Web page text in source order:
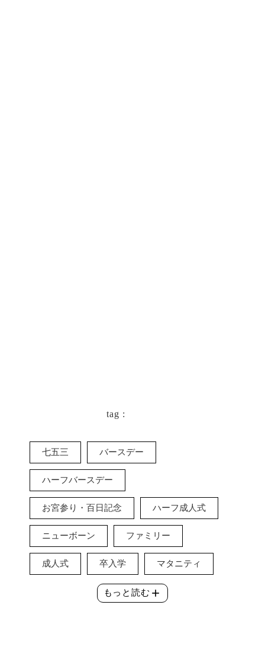
tag :
七五三 バースデー
ハーフバースデー
お宮参り・百日記念 ハーフ成人式
ニューボーン ファミリー
成人式 卒入学 マタニティ
もっと読む add